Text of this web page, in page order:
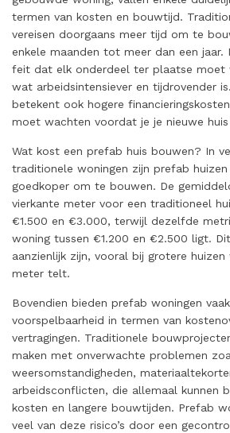
termen van kosten en bouwtijd.
vereisen doorgaans meer tijd om te
enkele maanden tot meer dan een
feit dat elk onderdeel ter plaatse moet
wat arbeidsintensiever en tijdrovender
betekent ook hogere
moet wachten voordat je je nieuwe
Wat kost een prefab huis bouwen? In
traditionele woningen zijn prefab
goedkoper om te bouwen. De
vierkante meter voor een traditioneel
€1.500 en €3.000, terwijl dezelfde
woning tussen €1.200 en €2.500 ligt.
aanzienlijk zijn, vooral bij grotere huizen
meter telt.
Bovendien bieden prefab woningen
voorspelbaarheid in termen van
vertragingen. Traditionele
maken met onverwachte problemen
weersomstandigheden,
arbeidsconflicten, die allemaal kunnen
kosten en langere bouwtijden. Prefab
veel van deze risico’s door een